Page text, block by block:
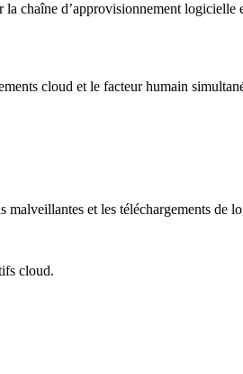
chaîne d’approvisionnement logicielle
cloud et le facteur humain
et les téléchargements de
cloud.